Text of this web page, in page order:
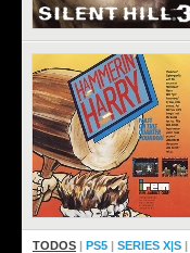
TODOS | PS5 | SERIES X|S |